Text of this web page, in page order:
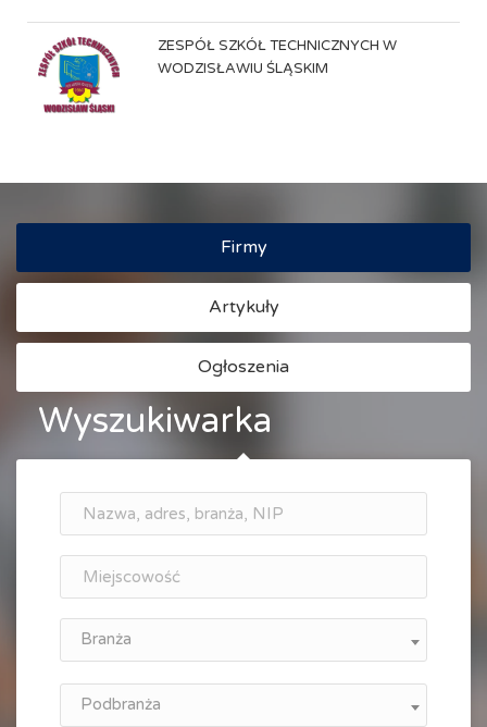
ZESPÓŁ SZKÓŁ TECHNICZNYCH W
WODZISŁAWIU ŚLĄSKIM
Firmy
Artykuły
Ogłoszenia
Wyszukiwarka
Branża
Podbranża